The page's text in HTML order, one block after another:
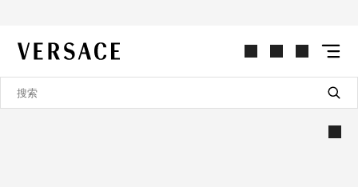
VERSACE | 主页